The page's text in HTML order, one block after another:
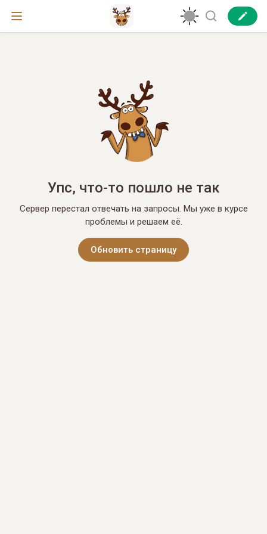
Упс, что-то пошло не так
Сервер перестал отвечать на запросы. Мы уже в курсе
проблемы и решаем её.
Обновить страницу